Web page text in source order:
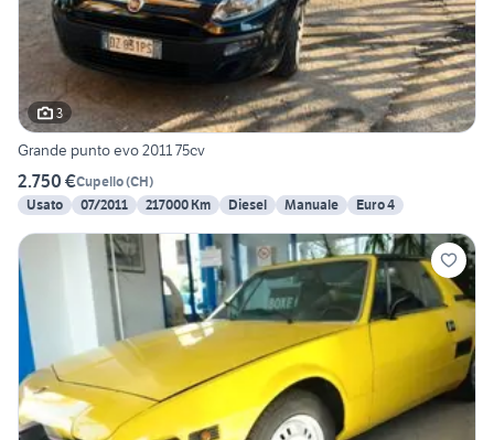
3
Grande punto evo 2011 75cv
2.750 €Cupello(CH)
Usato
07/2011 217000 Km Diesel Manuale Euro 4